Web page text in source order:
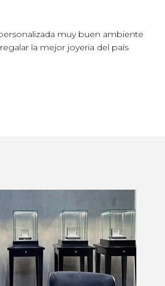
muy buen ambiente
la mejor joyeria del país